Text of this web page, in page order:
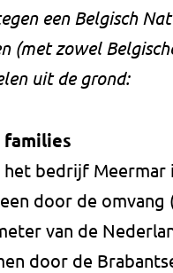
een Belgisch
(met zowel
uit de grond:
families
het bedrijf
door de omvang
van de
door de